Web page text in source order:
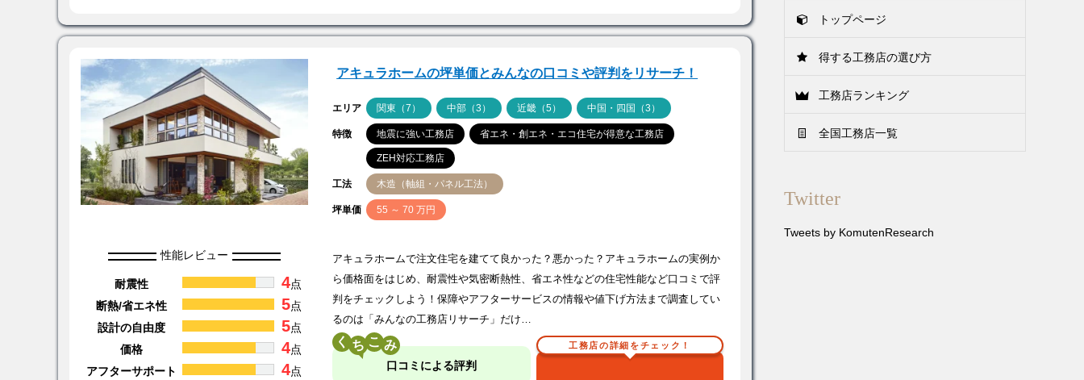
アキュラホームの坪単価とみんなの口コミや評判をリサーチ！
エリア 関東（7） 中部（3） 近畿（5） 中国・四国（3）
特徴 地震に強い工務店 省エネ・創エネ・エコ住宅が得意な工務店
ZEH対応工務店
工法 木造（軸組・パネル工法）
坪単価 55 ～ 70 万円
性能レビュー
耐震性 4点
断熱/省エネ性
5点
設計の自由度
5点
価格
4点
アフターサポート
4点
アキュラホームで注文住宅を建てて良かった？悪かった？アキュラホームの実例か
ら価格面をはじめ、耐震性や気密断熱性、省エネ性などの住宅性能など口コミで評
判をチェックしよう！保障やアフターサービスの情報や値下げ方法まで調査してい
るのは「みんなの工務店リサーチ」だけ…
く こ
口コミによる評判
工務店の詳細をチェック！
トップページ
得する工務店の選び方
工務店ランキング
全国工務店一覧
Twitter
Tweets by KomutenResearch